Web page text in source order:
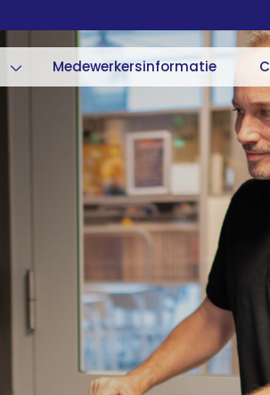
Medewerkersinformatie